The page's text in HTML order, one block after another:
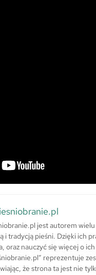
jest autorem
i tradycją pieśni. Dzięki ich
oraz nauczyć się więcej o
reprezentuje
że strona ta jest nie